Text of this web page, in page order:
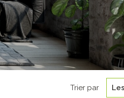
RÉINITIALISER LES
Trier par